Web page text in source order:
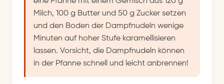
Milch, 100 g Butter und 50 g Zucker setzen
und den Boden der Dampfnudeln wenige
Minuten auf hoher Stufe karamellisieren
lassen. Vorsicht, die Dampfnudeln können
in der Pfanne schnell und leicht anbrennen!